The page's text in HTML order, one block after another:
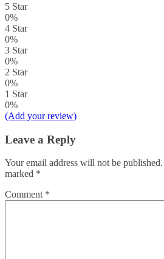
5 Star
0%
4 Star
0%
3 Star
0%
2 Star
0%
1 Star
0%
(Add your review)
Leave a Reply
Your email address will not be published.
marked *
Comment *